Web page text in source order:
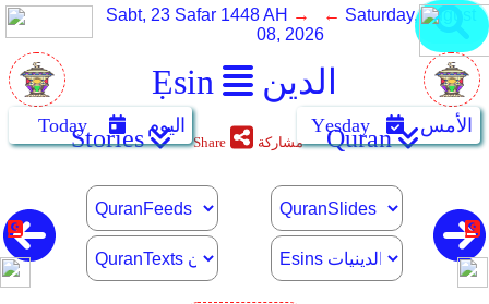
Ẹsin الدين
Sabt, 23 Safar 1448 AH → ← Saturday, August
08, 2026
Today اليوم Yẹsday الأمس Stories Share مشاركة Quran